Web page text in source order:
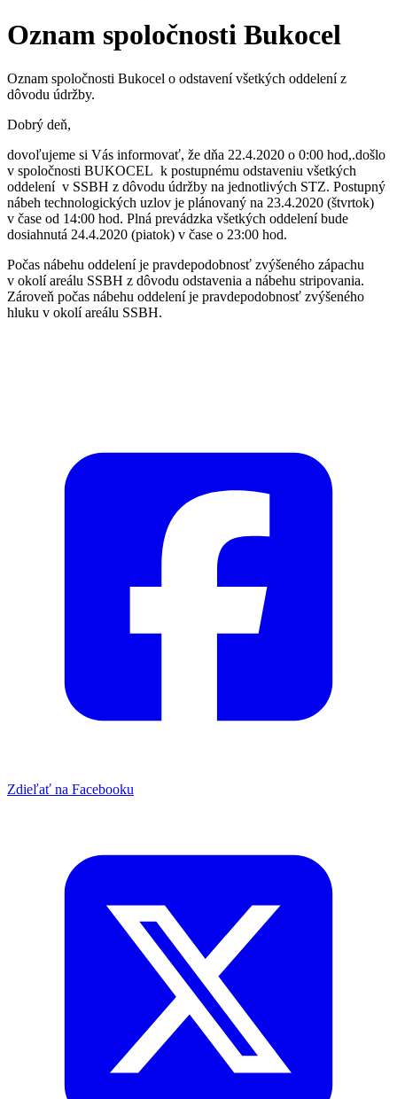
Oznam spoločnosti Bukocel
Oznam spoločnosti Bukocel o odstavení všetkých oddelení z
dôvodu údržby.
Dobrý deň,
dovoľujeme si Vás informovať, že dňa 22.4.2020 o 0:00 hod,.došlo
v spoločnosti BUKOCEL k postupnému odstaveniu všetkých
oddelení v SSBH z dôvodu údržby na jednotlivých STZ. Postupný
nábeh technologických uzlov je plánovaný na 23.4.2020 (štvrtok)
v čase od 14:00 hod. Plná prevádzka všetkých oddelení bude
dosiahnutá 24.4.2020 (piatok) v čase o 23:00 hod.
Počas nábehu oddelení je pravdepodobnosť zvýšeného zápachu
v okolí areálu SSBH z dôvodu odstavenia a nábehu stripovania.
Zároveň počas nábehu oddelení je pravdepodobnosť zvýšeného
hluku v okolí areálu SSBH.
Zdieľať na Facebooku